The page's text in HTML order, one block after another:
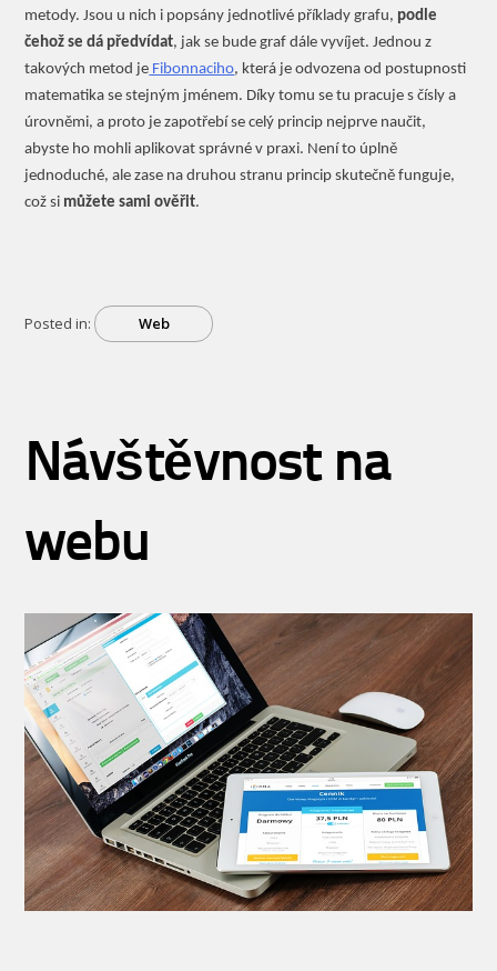
metody. Jsou u nich i popsány jednotlivé příklady grafu, podle
čehož se dá předvídat, jak se bude graf dále vyvíjet. Jednou z
takových metod je Fibonnaciho, která je odvozena od postupnosti
matematika se stejným jménem. Díky tomu se tu pracuje s čísly a
úrovněmi, a proto je zapotřebí se celý princip nejprve naučit,
abyste ho mohli aplikovat správné v praxi. Není to úplně
jednoduché, ale zase na druhou stranu princip skutečně funguje,
což si můžete sami ověřit.
Posted in: Web
Návštěvnost na
webu